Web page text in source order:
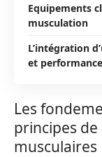
Equipements
musculation
L’intégration
et
Les
principes
musculaires